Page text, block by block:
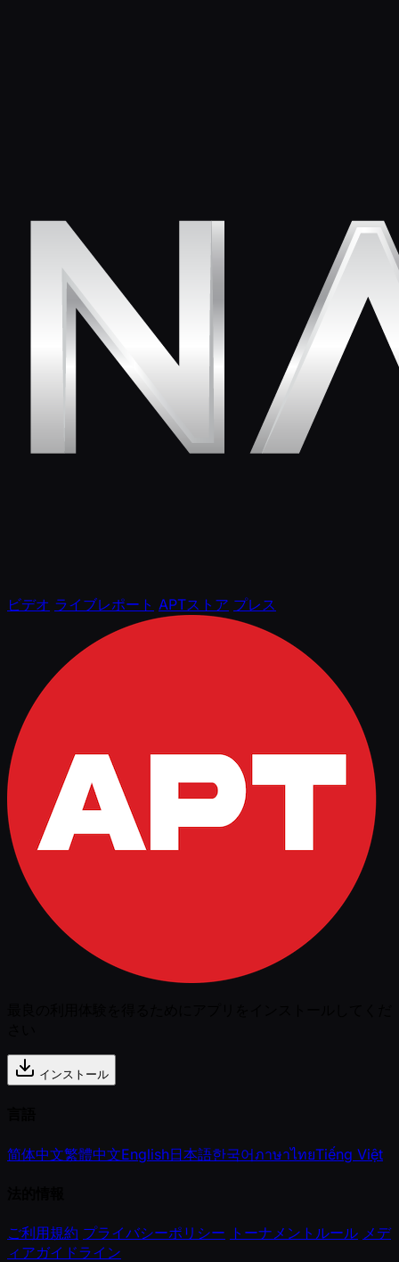
ビデオ ライブレポート APTストア プレス
インストール
简体中文繁體中文English日本語한국어ภาษาไทยTiếng Việt
ご利用規約 プライバシーポリシー トーナメントルール メデ
ィアガイドライン